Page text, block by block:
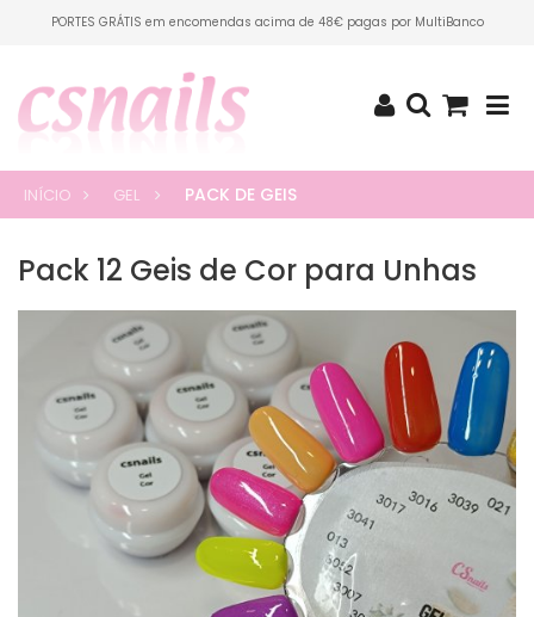
PORTES GRÁTIS em encomendas acima de 48€ pagas por MultiBanco
INÍCIO GEL PACK DE GEIS
Pack 12 Geis de Cor para Unhas